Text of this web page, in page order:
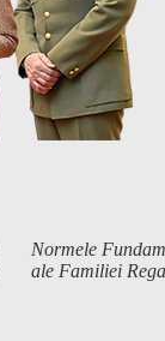
Normele
ale Familiei